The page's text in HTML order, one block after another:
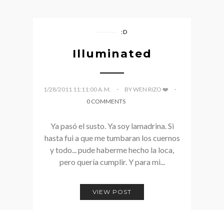
:D
Illuminated
1/28/2011 11:11:00 A. M.
BY WEN RIZO ❤️
0 COMMENTS
Ya pasó el susto. Ya soy lamadrina. Si
hasta fui a que me tumbaran los cuernos
y todo... pude haberme hecho la loca,
pero quería cumplir. Y para mi...
VIEW POST